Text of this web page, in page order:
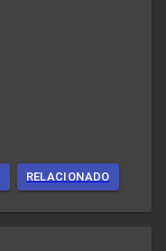
RELACIONADO